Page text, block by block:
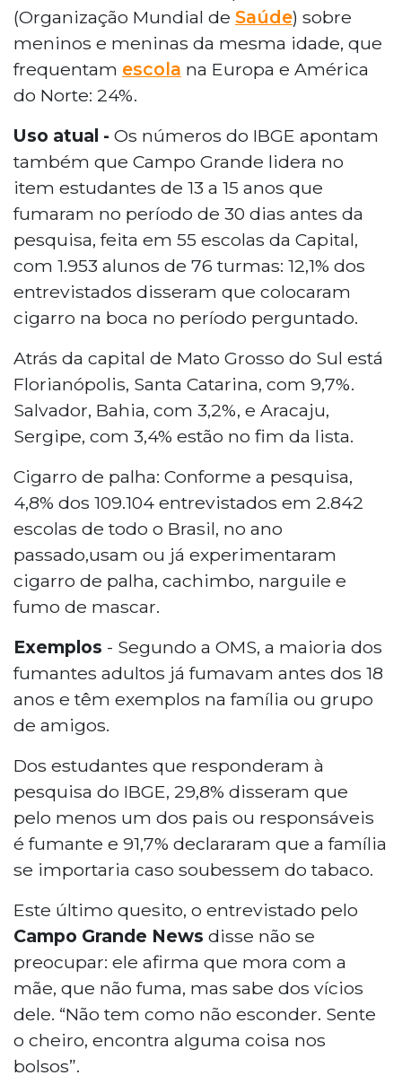
(Organização Mundial de Saúde) sobre
meninos e meninas da mesma idade, que
frequentam escola na Europa e América
do Norte: 24%.
Uso atual - Os números do IBGE apontam
também que Campo Grande lidera no
item estudantes de 13 a 15 anos que
fumaram no período de 30 dias antes da
pesquisa, feita em 55 escolas da Capital,
com 1.953 alunos de 76 turmas: 12,1% dos
entrevistados disseram que colocaram
cigarro na boca no período perguntado.
Atrás da capital de Mato Grosso do Sul está
Florianópolis, Santa Catarina, com 9,7%.
Salvador, Bahia, com 3,2%, e Aracaju,
Sergipe, com 3,4% estão no fim da lista.
Cigarro de palha: Conforme a pesquisa,
4,8% dos 109.104 entrevistados em 2.842
escolas de todo o Brasil, no ano
passado,usam ou já experimentaram
cigarro de palha, cachimbo, narguile e
fumo de mascar.
Exemplos - Segundo a OMS, a maioria dos
fumantes adultos já fumavam antes dos 18
anos e têm exemplos na família ou grupo
de amigos.
Dos estudantes que responderam à
pesquisa do IBGE, 29,8% disseram que
pelo menos um dos pais ou responsáveis
é fumante e 91,7% declararam que a família
se importaria caso soubessem do tabaco.
Este último quesito, o entrevistado pelo
Campo Grande News disse não se
preocupar: ele afirma que mora com a
mãe, que não fuma, mas sabe dos vícios
dele. “Não tem como não esconder. Sente
o cheiro, encontra alguma coisa nos
bolsos”.